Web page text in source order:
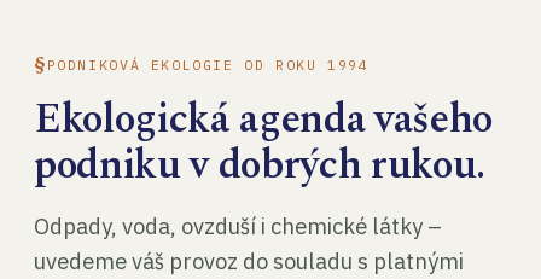
PODNIKOVÁ EKOLOGIE OD ROKU 1994
Ekologická agenda vašeho
podniku v dobrých rukou.
Odpady, voda, ovzduší i chemické látky –
uvedeme váš provoz do souladu s platnými